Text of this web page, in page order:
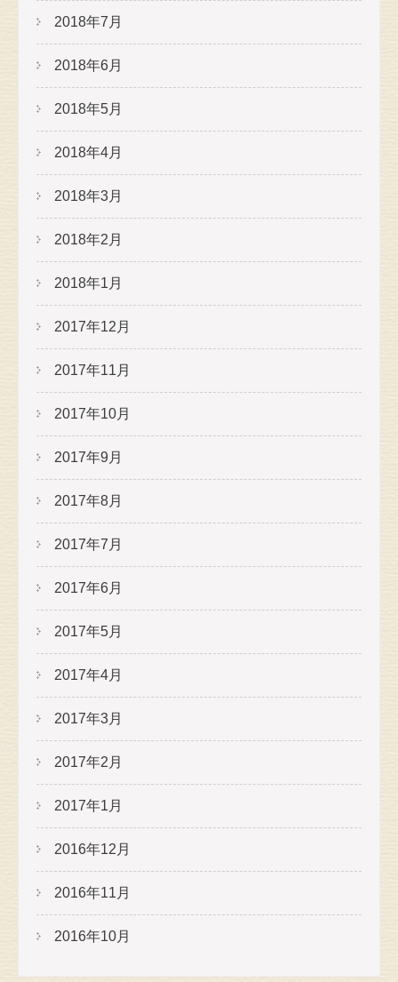
2018年7月
2018年6月
2018年5月
2018年4月
2018年3月
2018年2月
2018年1月
2017年12月
2017年11月
2017年10月
2017年9月
2017年8月
2017年7月
2017年6月
2017年5月
2017年4月
2017年3月
2017年2月
2017年1月
2016年12月
2016年11月
2016年10月